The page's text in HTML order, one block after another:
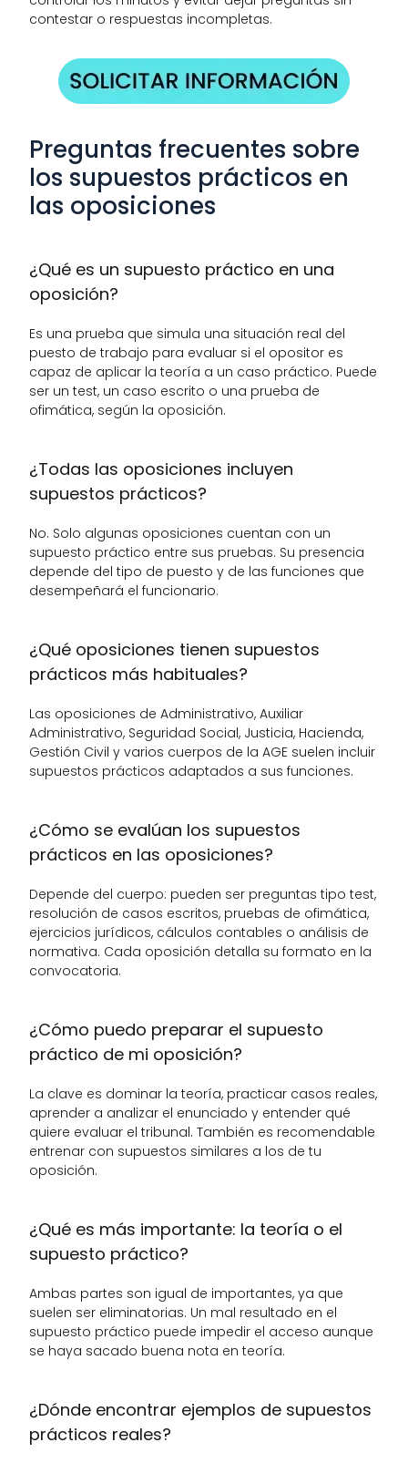
contestar o respuestas incompletas.
Preguntas frecuentes sobre
los supuestos prácticos en
las oposiciones
¿Qué es un supuesto práctico en una
oposición?
Es una prueba que simula una situación real del
puesto de trabajo para evaluar si el opositor es
capaz de aplicar la teoría a un caso práctico. Puede
ser un test, un caso escrito o una prueba de
ofimática, según la oposición.
¿Todas las oposiciones incluyen
supuestos prácticos?
No. Solo algunas oposiciones cuentan con un
supuesto práctico entre sus pruebas. Su presencia
depende del tipo de puesto y de las funciones que
desempeñará el funcionario.
¿Qué oposiciones tienen supuestos
prácticos más habituales?
Las oposiciones de Administrativo, Auxiliar
Administrativo, Seguridad Social, Justicia, Hacienda,
Gestión Civil y varios cuerpos de la AGE suelen incluir
supuestos prácticos adaptados a sus funciones.
¿Cómo se evalúan los supuestos
prácticos en las oposiciones?
Depende del cuerpo: pueden ser preguntas tipo test,
resolución de casos escritos, pruebas de ofimática,
ejercicios jurídicos, cálculos contables o análisis de
normativa. Cada oposición detalla su formato en la
convocatoria.
¿Cómo puedo preparar el supuesto
práctico de mi oposición?
La clave es dominar la teoría, practicar casos reales,
aprender a analizar el enunciado y entender qué
quiere evaluar el tribunal. También es recomendable
entrenar con supuestos similares a los de tu
oposición.
¿Qué es más importante: la teoría o el
supuesto práctico?
Ambas partes son igual de importantes, ya que
suelen ser eliminatorias. Un mal resultado en el
supuesto práctico puede impedir el acceso aunque
se haya sacado buena nota en teoría.
¿Dónde encontrar ejemplos de supuestos
prácticos reales?